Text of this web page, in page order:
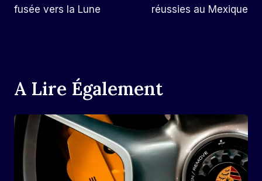
fusée vers la Lune
réussies au Mexique
A Lire Également